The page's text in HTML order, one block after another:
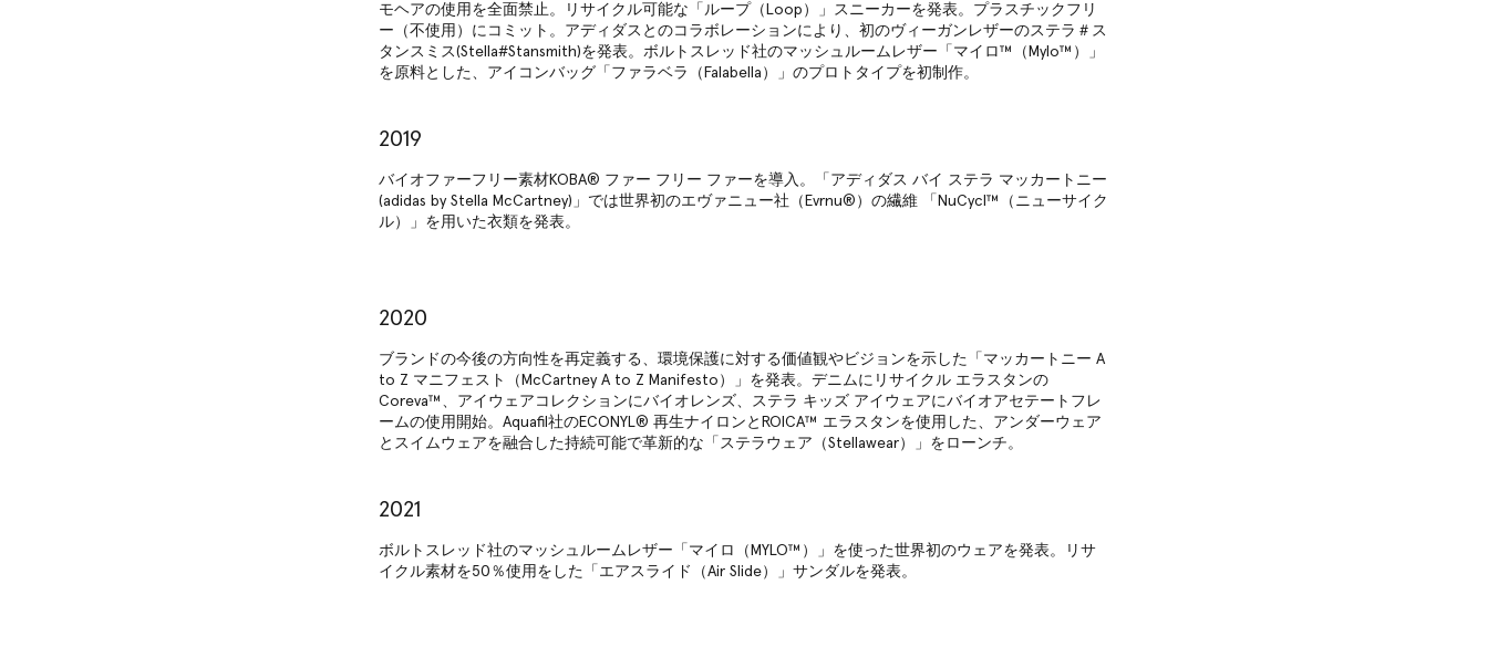
モヘアの使用を全面禁止。リサイクル可能な「ループ（Loop）」スニーカーを発表。プラスチックフリ
ー（不使用）にコミット。アディダスとのコラボレーションにより、初のヴィーガンレザーのステラ＃ス
タンスミス(Stella#Stansmith)を発表。ボルトスレッド社のマッシュルームレザー「マイロ™（Mylo™）」
を原料とした、アイコンバッグ「ファラベラ（Falabella）」のプロトタイプを初制作。
2019
バイオファーフリー素材KOBA® ファー フリー ファーを導入。「アディダス バイ ステラ マッカートニー
(adidas by Stella McCartney)」では世界初のエヴァニュー社（Evrnu®）の繊維 「NuCycl™（ニューサイク
ル）」を用いた衣類を発表。
2020
ブランドの今後の方向性を再定義する、環境保護に対する価値観やビジョンを示した「マッカートニー A
to Z マニフェスト（McCartney A to Z Manifesto）」を発表。デニムにリサイクル エラスタンの
Coreva™、アイウェアコレクションにバイオレンズ、ステラ キッズ アイウェアにバイオアセテートフレ
ームの使用開始。Aquafil社のECONYL® 再生ナイロンとROICA™ エラスタンを使用した、アンダーウェア
とスイムウェアを融合した持続可能で革新的な「ステラウェア（Stellawear）」をローンチ。
2021
ボルトスレッド社のマッシュルームレザー「マイロ（MYLO™）」を使った世界初のウェアを発表。リサ
イクル素材を50％使用をした「エアスライド（Air Slide）」サンダルを発表。